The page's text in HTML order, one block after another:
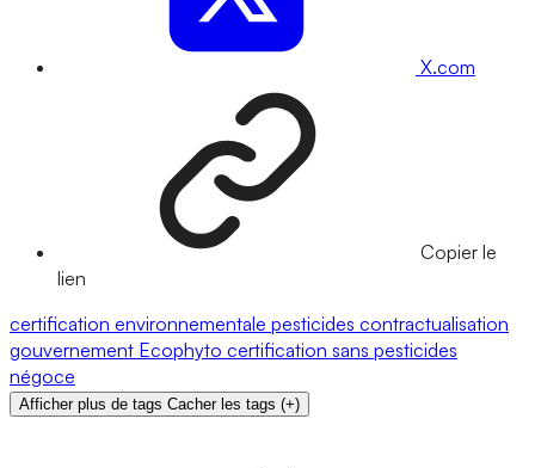
X.com
Copier le
lien
certification environnementale pesticides contractualisation
gouvernement Ecophyto certification sans pesticides
négoce
Afficher plus de tags Cacher les tags (+)